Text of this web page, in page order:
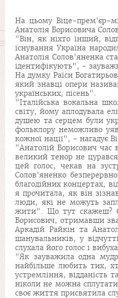
На цьому Віце-прем'єр-
Анатолія Борисовича
"Він, як ніхто інший,
існування Україна
Анатолія Солов'яненка
ідентифікують", -
На думку Раїси
який знавці опери
українських, пісень".
"Італійська вокальна
світу, йому аплодувала
душею та серцем були
фольклору неможливо
кожної нації", - нагадує
"Анатолій Борисович час
великий тенор не
цей голос, чекав на
Солов'яненко
благодійних концертах,
я прочитала, як він
люди, які не можуть
жити". Що тут скажеш?
Борисович, отримавши
Аркадій Райкін та
шанувальників, у
слухала його голос і
"Як зауважила одна
найбільше любить тих,
устремління,
ніколи не можна
своє життя присвятила